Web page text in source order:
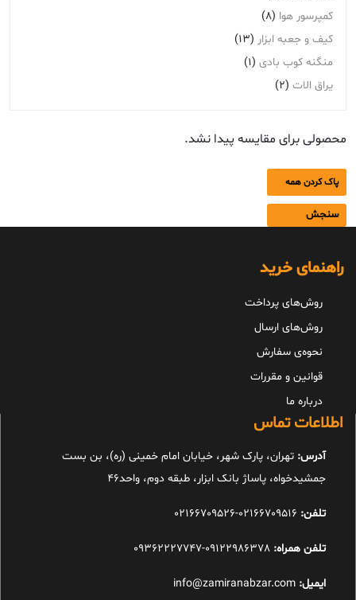
کمپرسور هوا (8)
کیف و جعبه ابزار (13)
منگنه کوب بادی (1)
یراق الات (2)
محصولی برای مقایسه پیدا نشد.
پاک کردن همه
سنجش
راهنمای خرید
روش‌های پرداخت
روش‌های ارسال
نحوه‌ی سفارش
قوانین و مقررات
درباره ما
اطلاعات تماس
آدرس: تهران، پارک شهر، خیابان امام خمینی (ره)، بن بست
جمشیدخواه، پاساژ بانک ابزار، طبقه دوم، واحد46
تلفن:
تلفن همراه: 09122986378-09362227747
ایمیل: